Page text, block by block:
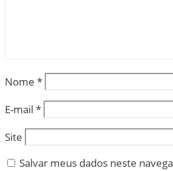
Nome *
E-mail *
Site
Salvar meus dados neste